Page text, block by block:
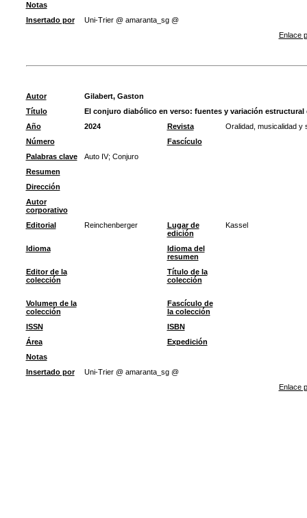
Notas
Insertado por
Uni-Trier @ amaranta_sg @
Enlace
Autor
Gilabert, Gaston
Título
El conjuro diabólico en verso: fuentes y variación
Año
2024 Revista
Oralidad, musicalidad y
Número
Fascículo
Palabras clave
Auto IV; Conjuro
Resumen
Dirección
Autor
corporativo
Editorial
Reinchenberger
Lugar de
edición
Kassel
Idioma
Idioma del
resumen
Editor de la
colección
Título de la
colección
Volumen de la
colección
Fascículo de
la colección
ISSN
ISBN
Área
Expedición
Notas
Insertado por
Uni-Trier @ amaranta_sg @
Enlace